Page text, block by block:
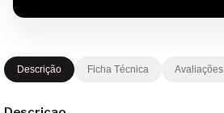
Descrição Ficha Técnica Avaliações